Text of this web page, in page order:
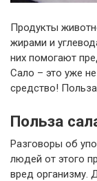
Продукты
жирами и
них помогают
Сало – это уже
средство!
Польза
Разговоры об
людей от этого
вред организму.